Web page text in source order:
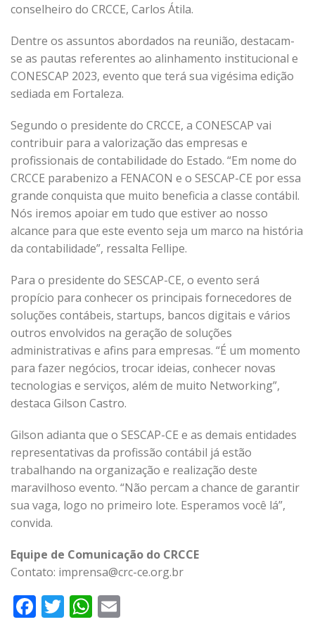
conselheiro do CRCCE, Carlos Átila.
Dentre os assuntos abordados na reunião, destacam-
se as pautas referentes ao alinhamento institucional e
CONESCAP 2023, evento que terá sua vigésima edição
sediada em Fortaleza.
Segundo o presidente do CRCCE, a CONESCAP vai
contribuir para a valorização das empresas e
profissionais de contabilidade do Estado. “Em nome do
CRCCE parabenizo a FENACON e o SESCAP-CE por essa
grande conquista que muito beneficia a classe contábil.
Nós iremos apoiar em tudo que estiver ao nosso
alcance para que este evento seja um marco na história
da contabilidade”, ressalta Fellipe.
Para o presidente do SESCAP-CE, o evento será
propício para conhecer os principais fornecedores de
soluções contábeis, startups, bancos digitais e vários
outros envolvidos na geração de soluções
administrativas e afins para empresas. “É um momento
para fazer negócios, trocar ideias, conhecer novas
tecnologias e serviços, além de muito Networking”,
destaca Gilson Castro.
Gilson adianta que o SESCAP-CE e as demais entidades
representativas da profissão contábil já estão
trabalhando na organização e realização deste
maravilhoso evento. “Não percam a chance de garantir
sua vaga, logo no primeiro lote. Esperamos você lá”,
convida.
Equipe de Comunicação do CRCCE
Contato: imprensa@crc-ce.org.br
Facebook
TwitterWhatsApp